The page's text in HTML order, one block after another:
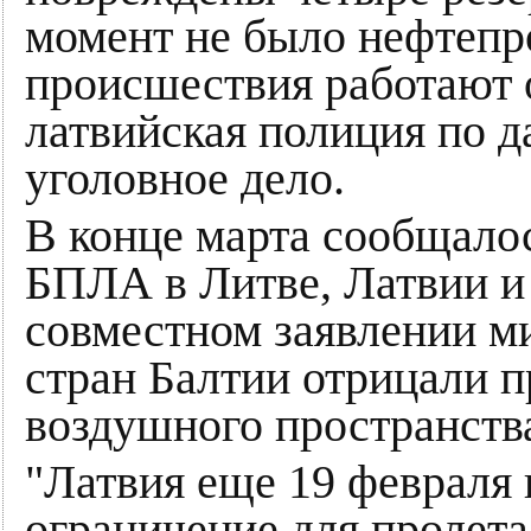
момент не было
происшествия
латвийская полиция по
уголовное дело.
В конце марта
БПЛА в Литве, Латвии
совместном заявлении
стран Балтии отрицали
воздушного
"Латвия еще 19 февраля